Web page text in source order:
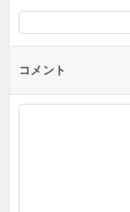
コメント